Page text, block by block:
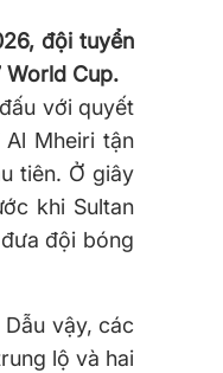
đội tuyển
World Cup.
với quyết
Mheiri tận
tiên. Ở giây
khi Sultan
đội bóng
vậy, các
lộ và hai